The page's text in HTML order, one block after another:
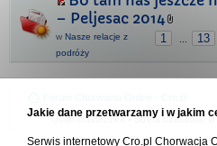
– Peljesac 2014
1 13
w Nasze relacje z
podróży
Usuń ciasteczka• Strefa czasowa:
Jakie dane przetwarzamy i w jakim
Serwis internetowy Cro.pl Chorwacja